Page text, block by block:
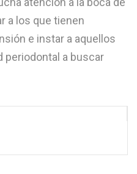
a los que tienen
e instar a aquellos
periodontal a buscar